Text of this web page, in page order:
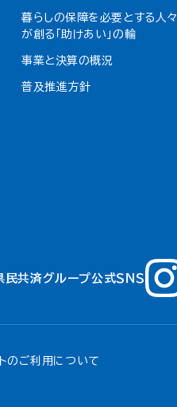
暮らしの保障を必要とする人々
が創る「助けあい」の輪
事業と決算の概況
普及推進方針
民共済グループ公式ＳＮＳ
のご利用について